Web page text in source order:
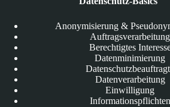
Anonymisierung &
Auftragsverarbeitung
Berechtigtes
Datenminimierung
Datenverarbeitung
Einwilligung
Informationspflichten